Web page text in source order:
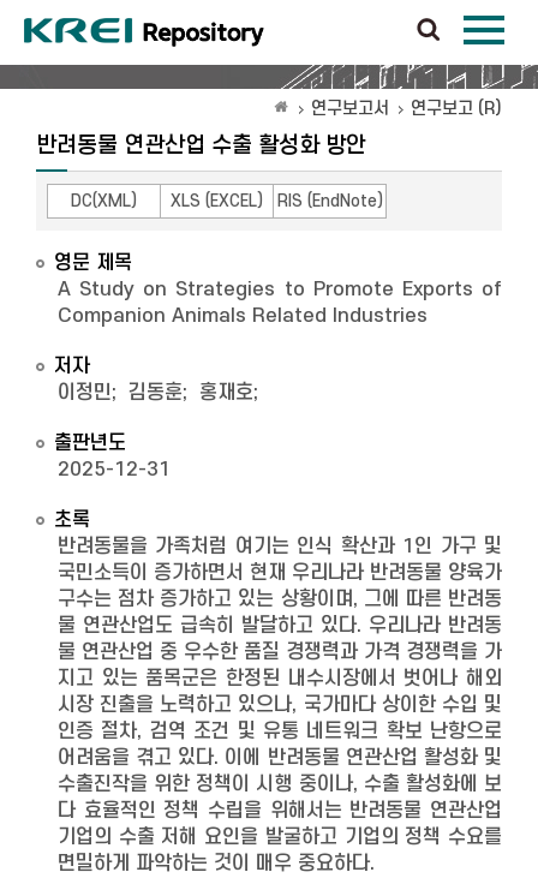
연구보고서 연구보고 (R)
반려동물 연관산업 수출 활성화 방안
DC(XML) XLS (EXCEL) RIS (EndNote)
영문 제목
A Study on Strategies to Promote Exports of
Companion Animals Related Industries
저자
이정민; 김동훈; 홍재호;
출판년도
2025-12-31
초록
반려동물을 가족처럼 여기는 인식 확산과 1인 가구 및
국민소득이 증가하면서 현재 우리나라 반려동물 양육가
구수는 점차 증가하고 있는 상황이며, 그에 따른 반려동
물 연관산업도 급속히 발달하고 있다. 우리나라 반려동
물 연관산업 중 우수한 품질 경쟁력과 가격 경쟁력을 가
지고 있는 품목군은 한정된 내수시장에서 벗어나 해외
시장 진출을 노력하고 있으나, 국가마다 상이한 수입 및
인증 절차, 검역 조건 및 유통 네트워크 확보 난항으로
어려움을 겪고 있다. 이에 반려동물 연관산업 활성화 및
수출진작을 위한 정책이 시행 중이나, 수출 활성화에 보
다 효율적인 정책 수립을 위해서는 반려동물 연관산업
기업의 수출 저해 요인을 발굴하고 기업의 정책 수요를
면밀하게 파악하는 것이 매우 중요하다.